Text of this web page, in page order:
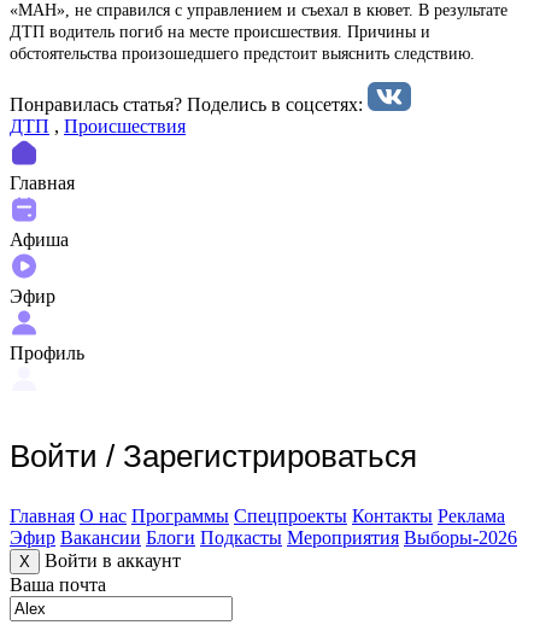
«МАН», не справился с управлением и съехал в кювет. В результате
ДТП водитель погиб на месте происшествия. Причины и
обстоятельства произошедшего предстоит выяснить следствию.
Понравилась статья? Поделиcь в соцсетях:
ДТП , Происшествия
Главная
Афиша
Эфир
Профиль
Войти / Зарегистрироваться
Главная О нас Программы Спецпроекты Контакты Реклама
Эфир Вакансии Блоги Подкасты Мероприятия Выборы-2026
X
Войти в аккаунт
Ваша почта